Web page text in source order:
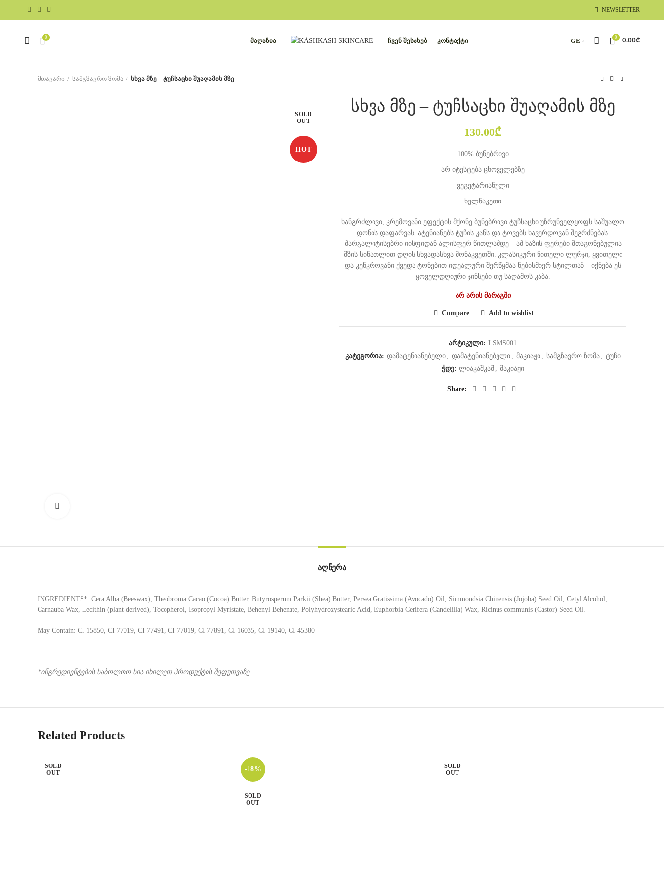
NEWSLETTER
0
ᲛᲐᲦᲐᲖᲘᲐ ᲩᲕᲔᲜ ᲨᲔᲡᲐᲮᲔᲑ ᲙᲝᲜᲢᲐᲥᲢᲘ GE
0
0.00₾
მთავარი სამგზავრო ზომა სხვა მზე – ტუჩსაცხი შუაღამის მზე
SOLD
OUT
HOT
სხვა მზე – ტუჩსაცხი შუაღამის მზე
130.00₾
100% ბუნებრივი
არ იტესტება ცხოველებზე
ვეგეტარიანული
ხელნაკეთი
ხანგრძლივი, კრემოვანი ეფექტის მქონე ბუნებრივი ტუჩსაცხი უზრუნველყოფს საშუალო
დონის დაფარვას, ატენიანებს ტუჩის კანს და ტოვებს ხავერდოვან შეგრძნებას.
მარგალიტისებრი იისფიდან ალისფერ წითლამდე – ამ ხაზის ფერები შთაგონებულია
მზის სინათლით დღის სხვადასხვა მონაკვეთში. კლასიკური წითელი ლურჯი, ყვითელი
და კენკროვანი ქვედა ტონებით იდეალური შერწყმაა ნებისმიერ სტილთან – იქნება ეს
ყოველდღიური ჯინსები თუ საღამოს კაბა.
არ არის მარაგში
Compare Add to wishlist
არტიკული: LSMS001
კატეგორია: დამატენიანებელი , დამატენიანებელი , მაკიაჟი , სამგზავრო ზომა , ტუჩი
ჭდე: ლიაკაშკაშ , მაკიაჟი
Share
ᲐᲦᲬᲔᲠᲐ
INGREDIENTS*: Cera Alba (Beeswax), Theobroma Cacao (Cocoa) Butter, Butyrosperum Parkii (Shea) Butter, Persea Gratissima (Avocado) Oil, Simmondsia Chinensis (Jojoba) Seed Oil, Cetyl Alcohol,
Carnauba Wax, Lecithin (plant-derived), Tocopherol, Isopropyl Myristate, Behenyl Behenate, Polyhydroxystearic Acid, Euphorbia Cerifera (Candelilla) Wax, Ricinus communis (Castor) Seed Oil.
May Contain: CI 15850, CI 77019, CI 77491, CI 77019, CI 77891, CI 16035, CI 19140, CI 45380
*ინგრედიენტების საბოლოო სია იხილეთ პროდუქტის შეფუთვაზე
Related Products
SOLD
OUT
-18%
SOLD
OUT
SOLD
OUT